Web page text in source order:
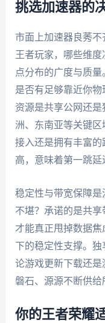
挑选加速器的
市面上加速器良莠
王者玩家，哪些维
点分布的广度与质
是否有足够靠近你
资源是共享公网还
洲、东南亚等关键
接入还是拥有丰富
高，意味着第一跳延
稳定性与带宽保障
不堪？承诺的是共
才能真正甩掉数据
下的稳定性支撑。
论游戏更新下载还
磐石、源源不断供给
你的王者荣耀